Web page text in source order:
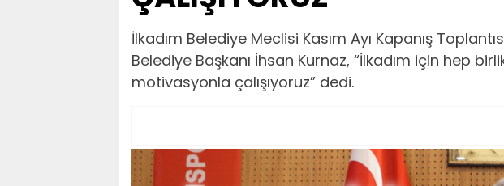
İlkadım Belediye Meclisi Kasım Ayı Kapanış
Belediye Başkanı İhsan Kurnaz, “İlkadım için hep
motivasyonla çalışıyoruz” dedi.